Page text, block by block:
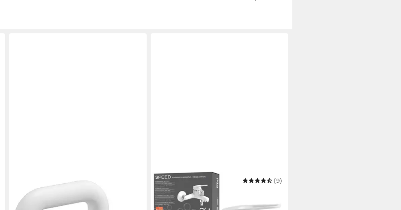
Wannenarmatur SILIA-30
186,14 € UVP218,99 €
EISL
Wannenarmatur SPEED
(9)
50,10 € UVP 57,99 €